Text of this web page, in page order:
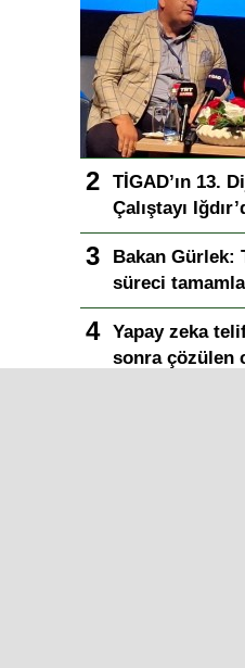
TİGAD’ın 13.
Çalıştayı
Bakan Gürlek:
süreci
Yapay zeka
sonra çözülen